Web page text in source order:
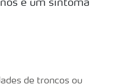
é um sintoma
de troncos ou